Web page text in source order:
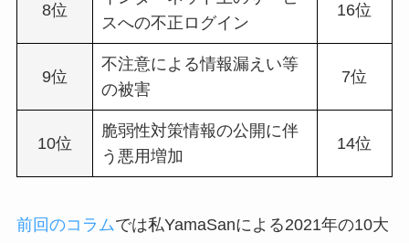
8位
スへの不正ログイン
16位
9位
不注意による情報漏えい等
の被害
7位
10位
脆弱性対策情報の公開に伴
う悪用増加
14位
前回のコラムでは私YamaSanによる2021年の10大